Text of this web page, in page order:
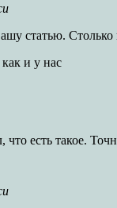
статью.
и у нас
есть такое.